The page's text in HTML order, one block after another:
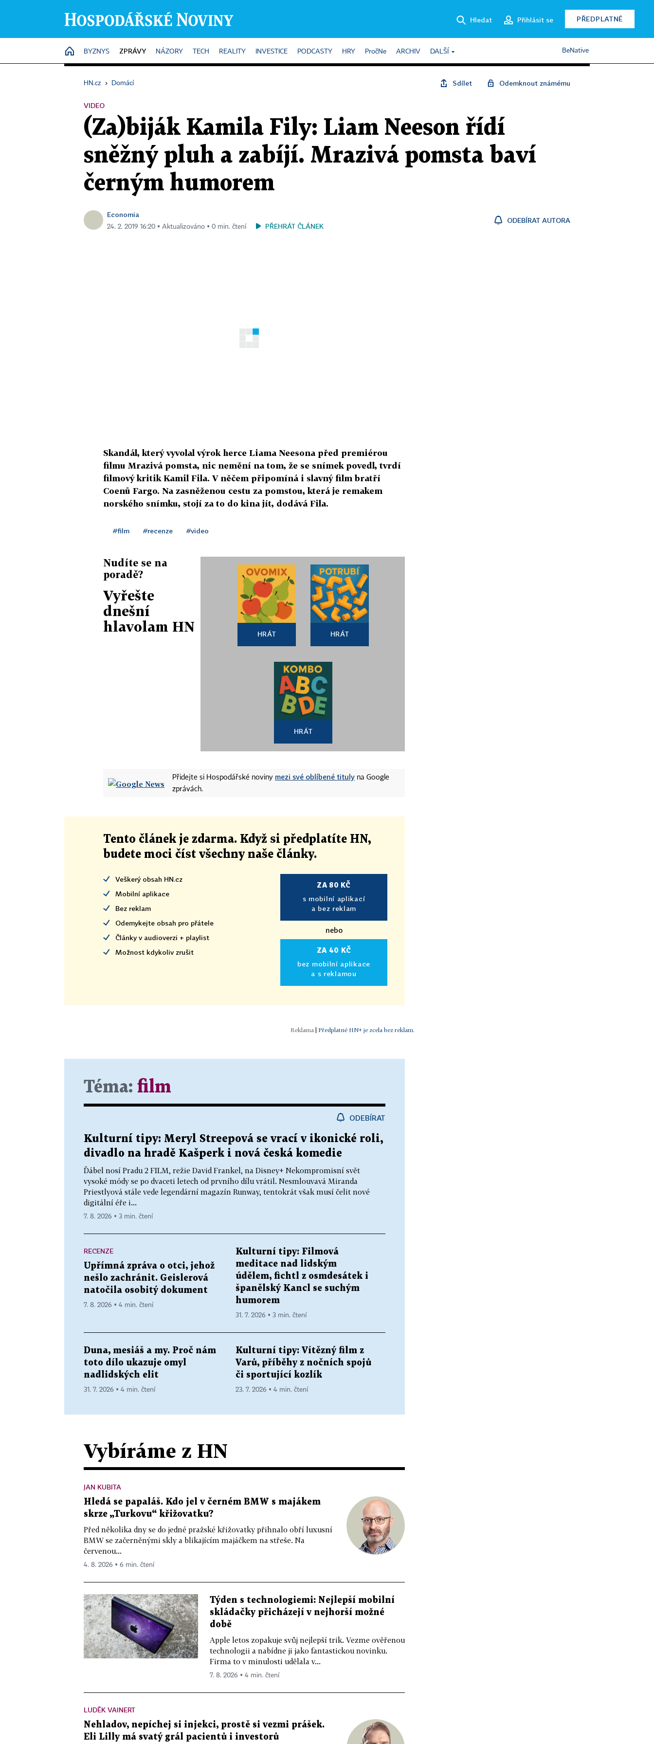
Hledat Přihlásit se PŘEDPLATNÉ
HOME
BYZNYS ZPRÁVY NÁZORY TECH REALITY INVESTICE PODCASTY HRY PročNe ARCHIV DALŠÍ BeNative
HN.cz › Domácí Sdílet Odemknout známému
VIDEO
(Za)biják Kamila Fily: Liam Neeson řídí
sněžný pluh a zabíjí. Mrazivá pomsta baví
černým humorem
Economia
24. 2. 2019 16:20 ▪ Aktualizováno ▪ 0 min. čtení PŘEHRÁT ČLÁNEK
ODEBÍRAT AUTORA
Skandál, který vyvolal výrok herce Liama Neesona před premiérou
filmu Mrazivá pomsta, nic nemění na tom, že se snímek povedl, tvrdí
filmový kritik Kamil Fila. V něčem připomíná i slavný film bratří
Coenů Fargo. Na zasněženou cestu za pomstou, která je remakem
norského snímku, stojí za to do kina jít, dodává Fila.
#film #recenze #video
Nudíte se na
poradě?
Vyřešte
dnešní
hlavolam HN
HRÁT HRÁT
HRÁT
Přidejte si Hospodářské noviny mezi své oblíbené tituly na Google
zprávách.
Tento článek je zdarma. Když si předplatíte HN,
budete moci číst všechny naše články.
Veškerý obsah HN.cz
Mobilní aplikace
Bez reklam
Odemykejte obsah pro přátele
Články v audioverzi + playlist
Možnost kdykoliv zrušit
ZA 80 KČ
s mobilní aplikací
a bez reklam
nebo
ZA 40 KČ
bez mobilní aplikace
a s reklamou
| Předplatné HN+ je zcela bez reklam.
Téma: film
ODEBÍRAT
Kulturní tipy: Meryl Streepová se vrací v ikonické roli,
divadlo na hradě Kašperk i nová česká komedie
Ďábel nosí Pradu 2 FILM, režie David Frankel, na Disney+ Nekompromisní svět
vysoké módy se po dvaceti letech od prvního dílu vrátil. Nesmlouvavá Miranda
Priestlyová stále vede legendární magazín Runway, tentokrát však musí čelit nové
digitální éře i...
7. 8. 2026 ▪ 3 min. čtení
RECENZE
Upřímná zpráva o otci, jehož
nešlo zachránit. Geislerová
natočila osobitý dokument
7. 8. 2026 ▪ 4 min. čtení
Kulturní tipy: Filmová
meditace nad lidským
údělem, fichtl z osmdesátek i
španělský Kancl se suchým
humorem
31. 7. 2026 ▪ 3 min. čtení
Duna, mesiáš a my. Proč nám
toto dílo ukazuje omyl
nadlidských elit
31. 7. 2026 ▪ 4 min. čtení
Kulturní tipy: Vítězný film z
Varů, příběhy z nočních spojů
či sportující kozlík
23. 7. 2026 ▪ 4 min. čtení
Vybíráme z HN
JAN KUBITA
Hledá se papaláš. Kdo jel v černém BMW s majákem
skrze „Turkovu“ křižovatku?
Před několika dny se do jedné pražské křižovatky přihnalo obří luxusní
BMW se začerněnými skly a blikajícím majáčkem na střeše. Na
červenou...
4. 8. 2026 ▪ 6 min. čtení
Týden s technologiemi: Nejlepší mobilní
skládačky přicházejí v nejhorší možné
době
Apple letos zopakuje svůj nejlepší trik. Vezme ověřenou
technologii a nabídne ji jako fantastickou novinku.
Firma to v minulosti udělala v...
7. 8. 2026 ▪ 4 min. čtení
LUDĚK VAINERT
Nehladov, nepíchej si injekci, prostě si vezmi prášek.
Eli Lilly má svatý grál pacientů i investorů